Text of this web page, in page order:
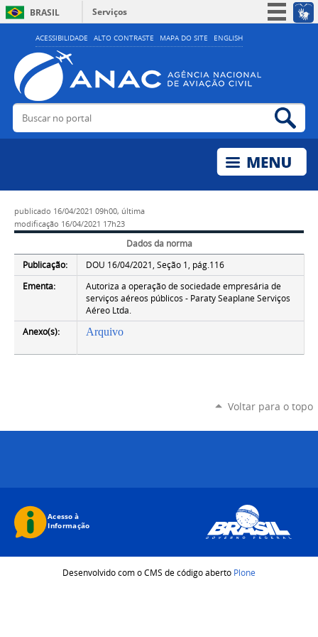
ACESSIBILIDADE ALTO CONTRASTE MAPA DO SITE ENGLISH
BRASIL
Serviços
Simplifique!
Acesso à informação
Legislação
Buscar no portal
publicado 16/04/2021 09h00, última
modificação 16/04/2021 17h23
Dados da norma
Publicação:
DOU 16/04/2021, Seção 1, pág.116
Ementa:
Autoriza a operação de sociedade empresária de
serviços aéreos públicos - Paraty Seaplane Serviços
Aéreo Ltda.
Anexo(s):
Arquivo
Voltar para o topo
Desenvolvido com o CMS de código aberto Plone